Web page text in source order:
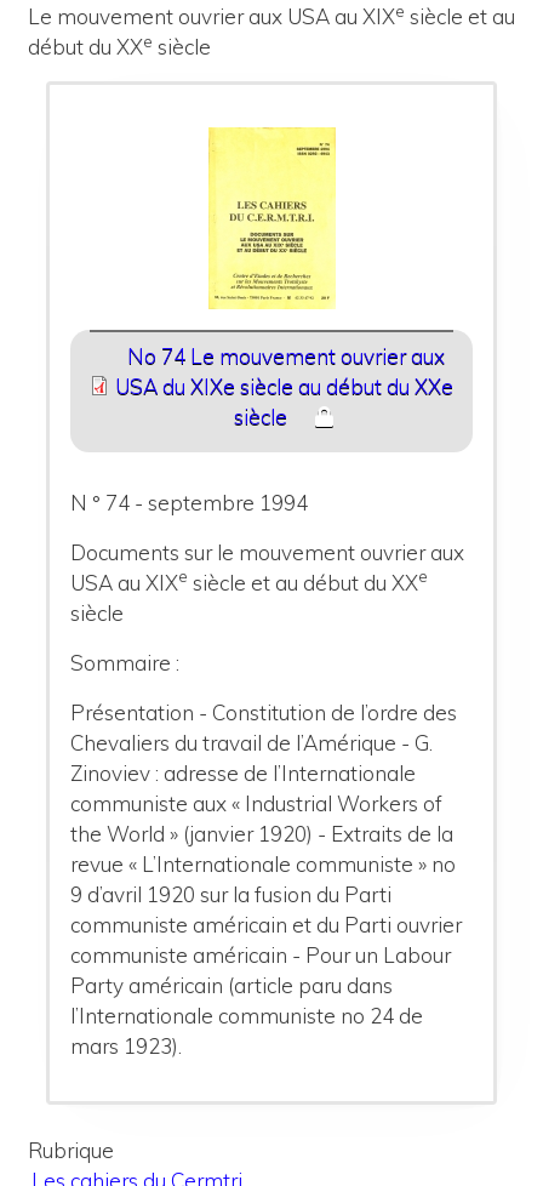
Le mouvement ouvrier aux USA au XIXe siècle et au
début du XXe siècle
No 74 Le mouvement ouvrier aux
USA du XIXe siècle au début du XXe
siècle
N ° 74 - septembre 1994
Documents sur le mouvement ouvrier aux
USA au XIXe siècle et au début du XXe
siècle
Sommaire :
Présentation - Constitution de l’ordre des
Chevaliers du travail de l’Amérique - G.
Zinoviev : adresse de l’Internationale
communiste aux « Industrial Workers of
the World » (janvier 1920) - Extraits de la
revue « L’Internationale communiste » no
9 d’avril 1920 sur la fusion du Parti
communiste américain et du Parti ouvrier
communiste américain - Pour un Labour
Party américain (article paru dans
l’Internationale communiste no 24 de
mars 1923).
Rubrique